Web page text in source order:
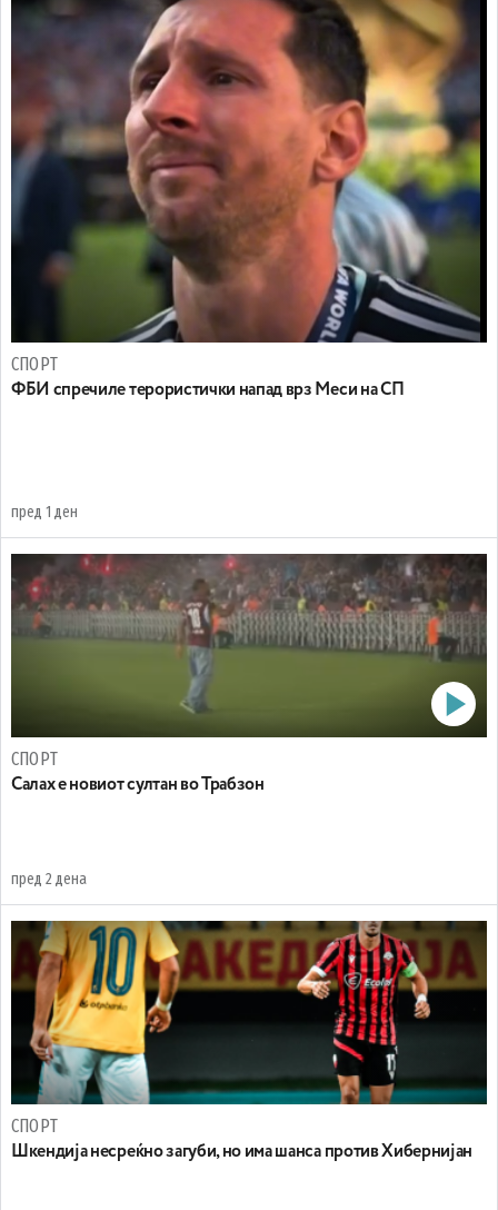
СПОРТ
ФБИ спречиле терористички напад врз Меси на СП
пред 1 ден
СПОРТ
Салах е новиот султан во Трабзон
пред 2 дена
СПОРТ
Шкендија несреќно загуби, но има шанса против Хибернијан